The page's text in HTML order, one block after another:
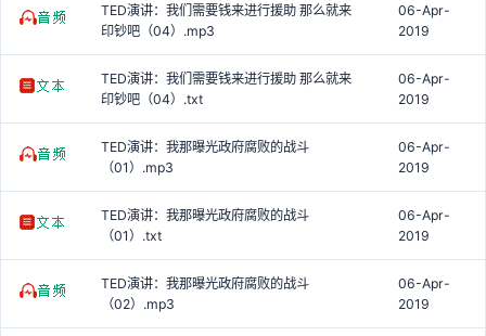
TED演讲：我们需要钱来进行援助 那么就来
印钞吧（04）.mp3
06-Apr-
2019
TED演讲：我们需要钱来进行援助 那么就来
印钞吧（04）.txt
06-Apr-
2019
TED演讲：我那曝光政府腐败的战斗
（01）.mp3
06-Apr-
2019
TED演讲：我那曝光政府腐败的战斗
（01）.txt
06-Apr-
2019
TED演讲：我那曝光政府腐败的战斗
（02）.mp3
06-Apr-
2019